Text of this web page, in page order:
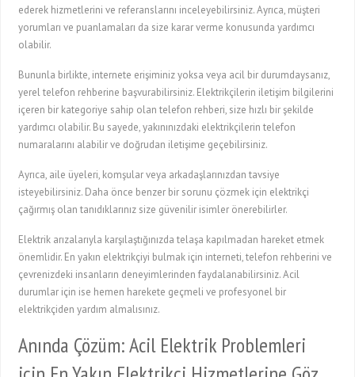
ederek hizmetlerini ve referanslarını inceleyebilirsiniz. Ayrıca, müşteri
yorumları ve puanlamaları da size karar verme konusunda yardımcı
olabilir.
Bununla birlikte, internete erişiminiz yoksa veya acil bir durumdaysanız,
yerel telefon rehberine başvurabilirsiniz. Elektrikçilerin iletişim bilgilerini
içeren bir kategoriye sahip olan telefon rehberi, size hızlı bir şekilde
yardımcı olabilir. Bu sayede, yakınınızdaki elektrikçilerin telefon
numaralarını alabilir ve doğrudan iletişime geçebilirsiniz.
Ayrıca, aile üyeleri, komşular veya arkadaşlarınızdan tavsiye
isteyebilirsiniz. Daha önce benzer bir sorunu çözmek için elektrikçi
çağırmış olan tanıdıklarınız size güvenilir isimler önerebilirler.
Elektrik arızalarıyla karşılaştığınızda telaşa kapılmadan hareket etmek
önemlidir. En yakın elektrikçiyi bulmak için interneti, telefon rehberini ve
çevrenizdeki insanların deneyimlerinden faydalanabilirsiniz. Acil
durumlar için ise hemen harekete geçmeli ve profesyonel bir
elektrikçiden yardım almalısınız.
Anında Çözüm: Acil Elektrik Problemleri